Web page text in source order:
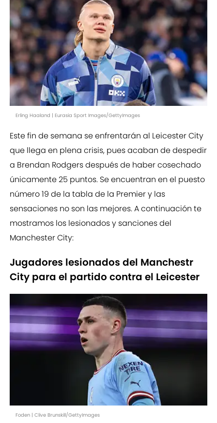
Erling Haaland | Eurasia Sport Images/GettyImages
Este fin de semana se enfrentarán al Leicester City
que llega en plena crisis, pues acaban de despedir
a Brendan Rodgers después de haber cosechado
únicamente 25 puntos. Se encuentran en el puesto
número 19 de la tabla de la Premier y las
sensaciones no son las mejores. A continuación te
mostramos los lesionados y sanciones del
Manchester City:
Jugadores lesionados del Manchestr
City para el partido contra el Leicester
Foden | Clive Brunskill/GettyImages